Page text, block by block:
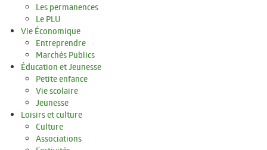
Seniors
CCAS
Logement
informations Emploi
URBANISME
Les permanences
Les permanences
Le PLU
Vie Économique
Entreprendre
Marchés Publics
Éducation et Jeunesse
Petite enfance
Vie scolaire
Jeunesse
Loisirs et culture
Culture
Associations